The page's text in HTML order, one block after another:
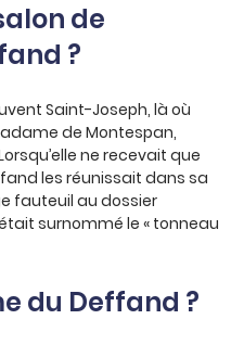
de
?
Saint-Joseph, là où
de Montespan,
ne recevait que
les réunissait dans sa
fauteuil au dossier
surnommé le « tonneau
du Deffand ?